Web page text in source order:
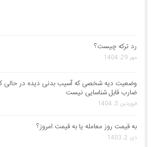
رد ترکه چیست؟
مهر 29, 1404
وضعیت دیه شخصی که آسیب بدنی دیده در حالی
ضارب قابل شناسایی نیست
فروردین 5, 1404
به قیمت روز معامله یا به قیمت امروز؟
دی 2, 1403